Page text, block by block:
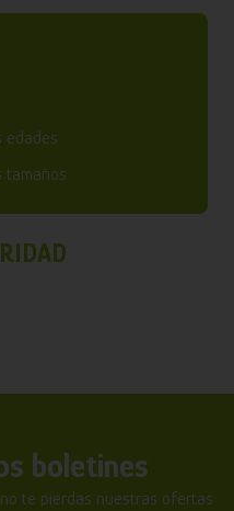
edades
tamaños
boletines
te pierdas nuestras ofertas